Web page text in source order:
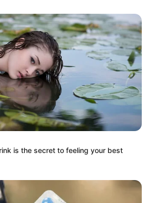
Sontra
sind in diesem
am Stadtrand von Sontra
Amphibien und Kleinsäuger von
Arten zu beobachten. Hierzu
Tiere aber auch Exoten aus fernen
Wildungen
14. Jahrhundert eine sympathische
bis nach Bad Reinhardshausen
und dem Barockschloss
is the secret to feeling your best